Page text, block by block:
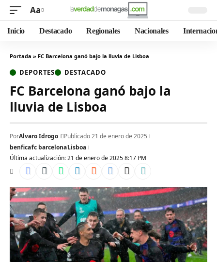
Aa
Inicio Destacado Regionales Nacionales
Portada » FC Barcelona ganó bajo la lluvia de Lisboa
DEPORTES DESTACADO
FC Barcelona ganó bajo la
lluvia de Lisboa
Última actualización: 21 de enero de 2025 8:17 PM
PorAlvaro Idrogo
Publicado 21 de enero de 2025
benficafc barcelonaLisboa